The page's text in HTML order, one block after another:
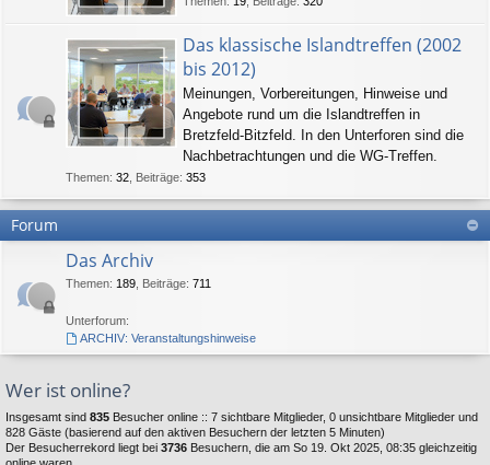
Das klassische Islandtreffen (2002
bis 2012)
Meinungen, Vorbereitungen, Hinweise und
Angebote rund um die Islandtreffen in
Bretzfeld-Bitzfeld. In den Unterforen sind die
Nachbetrachtungen und die WG-Treffen.
Themen: 32 Beiträge: 353
Forum
Das Archiv
Themen: 189 Beiträge: 711
Unterforum:
ARCHIV: Veranstaltungshinweise
Wer ist online?
Insgesamt sind 835 Besucher online :: 7 sichtbare Mitglieder, 0 unsichtbare Mitglieder und
828 Gäste (basierend auf den aktiven Besuchern der letzten 5 Minuten)
Der Besucherrekord liegt bei 3736 Besuchern, die am So 19. Okt 2025, 08:35 gleichzeitig